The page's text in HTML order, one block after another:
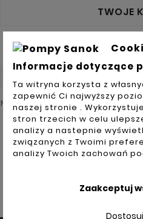
TWOJE
Możesz zrezygnować w każdej
szczegóły w naszej
Akceptuję
ogólne
warunki
użytkowania
Sprawdź
Informacje dotyczące
Ta witryna korzysta z
zapewnić Ci najwyższy
naszej stronie .
stron trzecich w celu
analizy a nastepnie
związanych z Twoimi
analizy Twoich zachowań
Dostosuj
Zaakceptuj